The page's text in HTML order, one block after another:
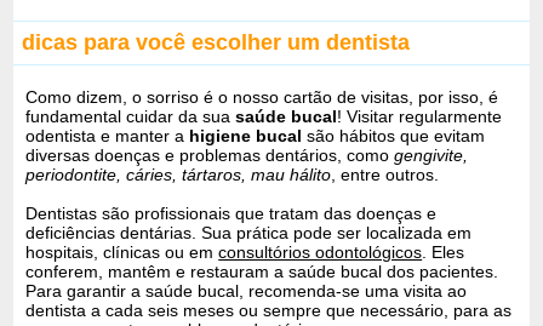
dicas para você escolher um dentista
Como dizem, o sorriso é o nosso cartão de visitas, por isso, é
fundamental cuidar da suasaúde bucal! Visitar regularmente
odentista e manter a higiene bucal são hábitos que evitam
diversas doenças e problemas dentários, comogengivite,
periodontite, cáries, tártaros, mau hálito , entre outros.
Dentistas são profissionais que tratam das doenças e
deficiências dentárias. Sua prática pode ser localizada em
hospitais, clínicas ou emconsultórios odontológicos . Eles
conferem, mantêm e restauram a saúde bucal dos pacientes.
Para garantir a saúde bucal, recomenda-se uma visita ao
dentista a cada seis meses ou sempre que necessário, para as